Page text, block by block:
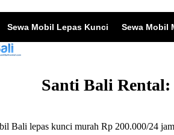
Sewa Mobil Lepas Kunci Sewa Mobil
Santi Bali
Bali lepas kunci murah Rp 200.000/24